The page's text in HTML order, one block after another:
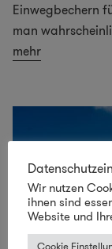
Einwegbechern
man
mehr
Wir nutzen
ihnen sind
Website und
Cookie